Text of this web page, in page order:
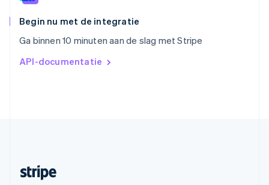
Begin nu met de integratie
Ga binnen 10 minuten aan de slag met Stripe
API-documentatie
Tsjechië
English
简体中文English
English